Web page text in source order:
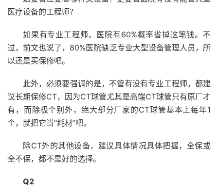
医疗设备的工程师？
如果有专业工程师，医院有60%概率省掉这笔钱。不
过，前文也说了，80%医院缺乏专业大型设备管理人员，所
以还是买保修吧。
此外，必须要强调的是，不管有没有专业工程师，都建
议长期保修CT，因为CT球管尤其是高端CT球管只有原厂才
有，而除极个别外，绝大部分厂家的CT球管基本上每年1
个，就把它当“耗材”吧。
除CT外的其他设备，建议具体情况具体把握，全保或
全不保，都不是好的选择。
Q2